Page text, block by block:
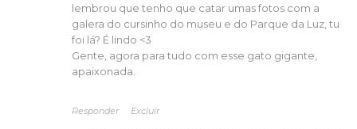
lembrou que tenho que catar umas fotos com a
galera do cursinho do museu e do Parque da Luz, tu
foi lá? É lindo <3
Gente, agora para tudo com esse gato gigante,
apaixonada.
Responder Excluir